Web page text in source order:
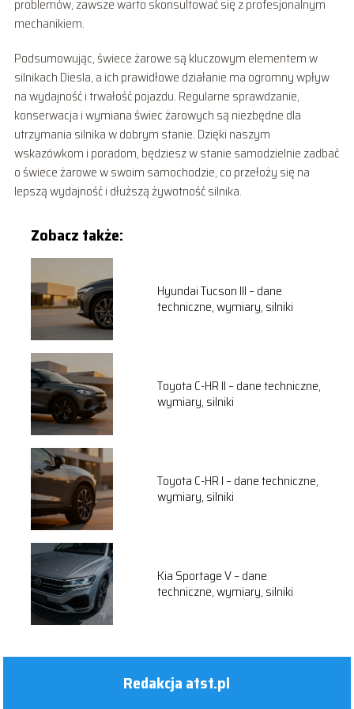
problemów, zawsze warto skonsultować się z profesjonalnym
mechanikiem.
Podsumowując, świece żarowe są kluczowym elementem w
silnikach Diesla, a ich prawidłowe działanie ma ogromny wpływ
na wydajność i trwałość pojazdu. Regularne sprawdzanie,
konserwacja i wymiana świec żarowych są niezbędne dla
utrzymania silnika w dobrym stanie. Dzięki naszym
wskazówkom i poradom, będziesz w stanie samodzielnie zadbać
o świece żarowe w swoim samochodzie, co przełoży się na
lepszą wydajność i dłuższą żywotność silnika.
Zobacz także:
Hyundai Tucson III – dane
techniczne, wymiary, silniki
Toyota C-HR II – dane techniczne,
wymiary, silniki
Toyota C-HR I – dane techniczne,
wymiary, silniki
Kia Sportage V – dane
techniczne, wymiary, silniki
Redakcja atst.pl